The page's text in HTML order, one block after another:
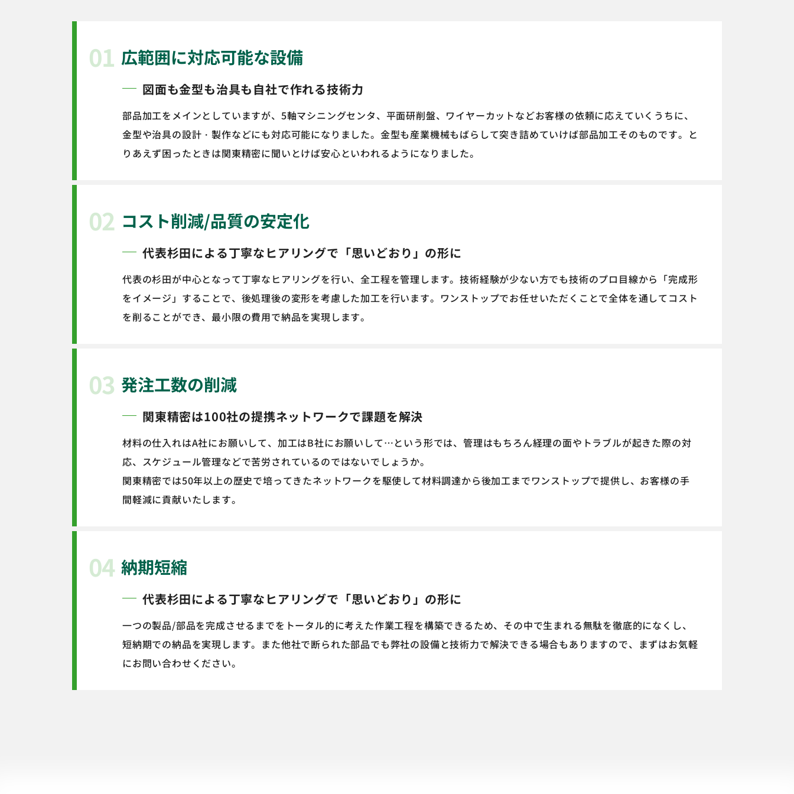
01 広範囲に対応可能な設備
図面も金型も治具も自社で作れる技術力
部品加工をメインとしていますが、5軸マシニングセンタ、平面研削盤、ワイヤーカットなどお客様の依頼に応えていくうちに、
金型や治具の設計・製作などにも対応可能になりました。金型も産業機械もばらして突き詰めていけば部品加工そのものです。と
りあえず困ったときは関東精密に聞いとけば安心といわれるようになりました。
02 コスト削減/品質の安定化
代表杉田による丁寧なヒアリングで「思いどおり」の形に
代表の杉田が中心となって丁寧なヒアリングを行い、全工程を管理します。技術経験が少ない方でも技術のプロ目線から「完成形
をイメージ」することで、後処理後の変形を考慮した加工を行います。ワンストップでお任せいただくことで全体を通してコスト
を削ることができ、最小限の費用で納品を実現します。
03 発注工数の削減
関東精密は100社の提携ネットワークで課題を解決
材料の仕入れはA社にお願いして、加工はB社にお願いして…という形では、管理はもちろん経理の面やトラブルが起きた際の対
応、スケジュール管理などで苦労されているのではないでしょうか。
関東精密では50年以上の歴史で培ってきたネットワークを駆使して材料調達から後加工までワンストップで提供し、お客様の手
間軽減に貢献いたします。
04 納期短縮
代表杉田による丁寧なヒアリングで「思いどおり」の形に
一つの製品/部品を完成させるまでをトータル的に考えた作業工程を構築できるため、その中で生まれる無駄を徹底的になくし、
短納期での納品を実現します。また他社で断られた部品でも弊社の設備と技術力で解決できる場合もありますので、まずはお気軽
にお問い合わせください。